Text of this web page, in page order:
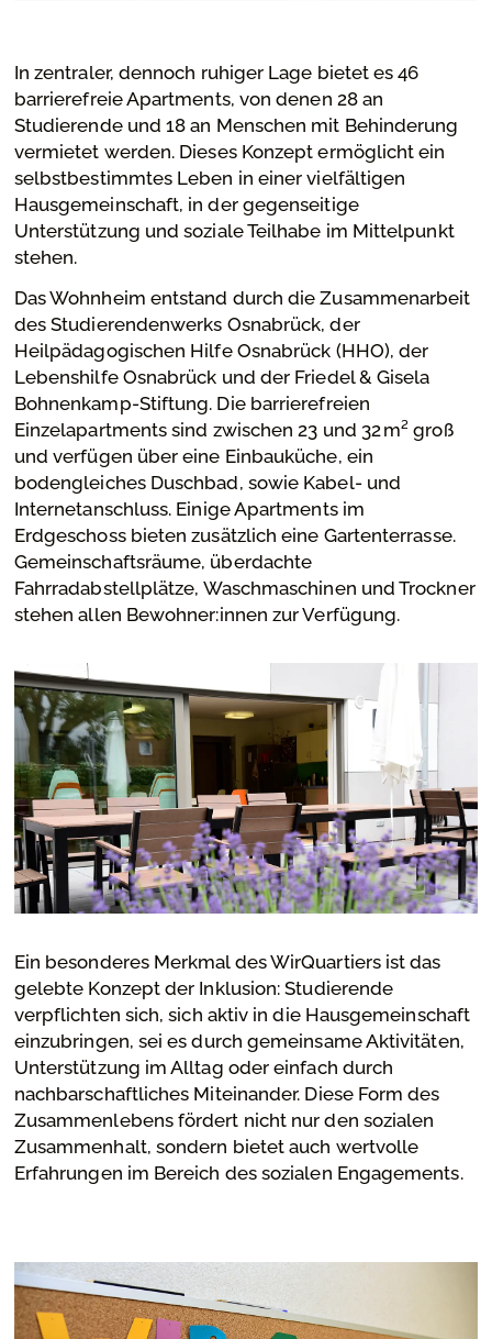
In zentraler, dennoch ruhiger Lage bietet es 46
barrierefreie Apartments, von denen 28 an
Studierende und 18 an Menschen mit Behinderung
vermietet werden. Dieses Konzept ermöglicht ein
selbstbestimmtes Leben in einer vielfältigen
Hausgemeinschaft, in der gegenseitige
Unterstützung und soziale Teilhabe im Mittelpunkt
stehen.
Das Wohnheim entstand durch die Zusammenarbeit
des Studierendenwerks Osnabrück, der
Heilpädagogischen Hilfe Osnabrück (HHO), der
Lebenshilfe Osnabrück und der Friedel & Gisela
Bohnenkamp-Stiftung. Die barrierefreien
Einzelapartments sind zwischen 23 und 32 m² groß
und verfügen über eine Einbauküche, ein
bodengleiches Duschbad, sowie Kabel- und
Internetanschluss. Einige Apartments im
Erdgeschoss bieten zusätzlich eine Gartenterrasse.
Gemeinschaftsräume, überdachte
Fahrradabstellplätze, Waschmaschinen und Trockner
stehen allen Bewohner:innen zur Verfügung.
Ein besonderes Merkmal des WirQuartiers ist das
gelebte Konzept der Inklusion: Studierende
verpflichten sich, sich aktiv in die Hausgemeinschaft
einzubringen, sei es durch gemeinsame Aktivitäten,
Unterstützung im Alltag oder einfach durch
nachbarschaftliches Miteinander. Diese Form des
Zusammenlebens fördert nicht nur den sozialen
Zusammenhalt, sondern bietet auch wertvolle
Erfahrungen im Bereich des sozialen Engagements.